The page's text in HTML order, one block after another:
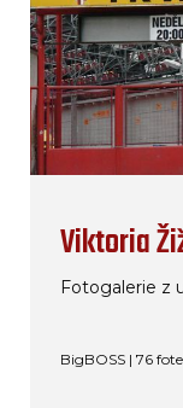
Viktoria
Fotogalerie z
BigBOSS | 76